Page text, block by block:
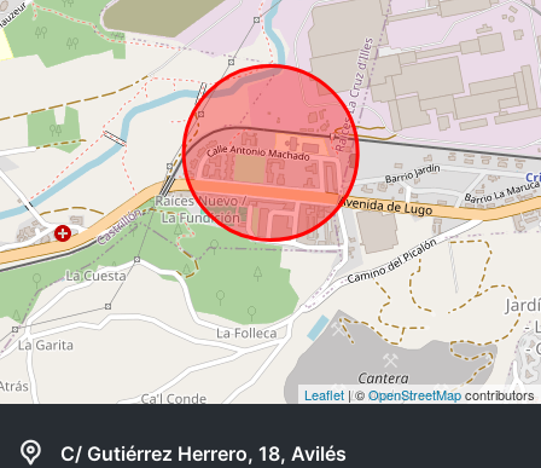
Leaflet | ©OpenStreetMapcontributors
C/ Gutiérrez Herrero, 18, Avilés